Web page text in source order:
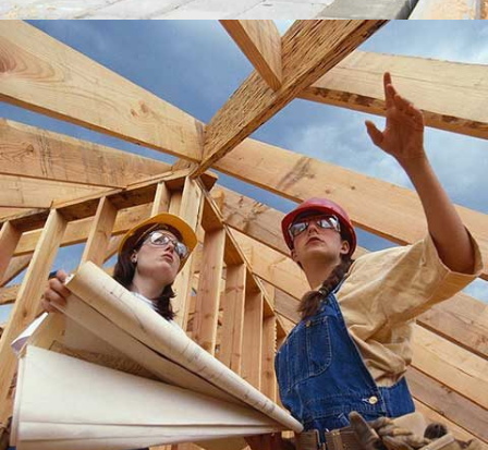
DUBLIN HOUSE